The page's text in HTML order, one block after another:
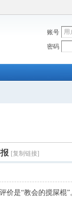
账号
密码
[复制链接]
价是“教会的搅屎